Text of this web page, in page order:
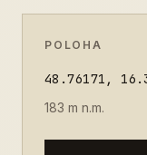
POLOHA
48.76171,
183 m n.m.